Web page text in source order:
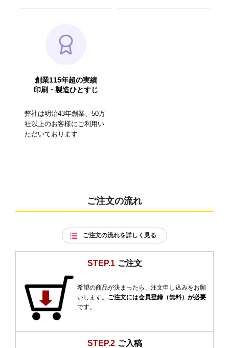
創業115年超の実績
印刷・製造ひとすじ
弊社は明治43年創業、50万
社以上のお客様にご利用い
ただいております
ご注文の流れ
ご注文の流れを詳しく見る
STEP.1 ご注文
希望の商品が決まったら、注文申し込みをお願
いします。 ご注文には会員登録（無料）が必要
です。
STEP.2 ご入稿